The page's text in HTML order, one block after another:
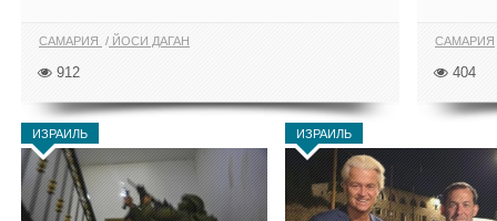
САМАРИЯ ЙОСИ ДАГАН
912
САМАРИЯ
404
ИЗРАИЛЬ ИЗРАИЛЬ